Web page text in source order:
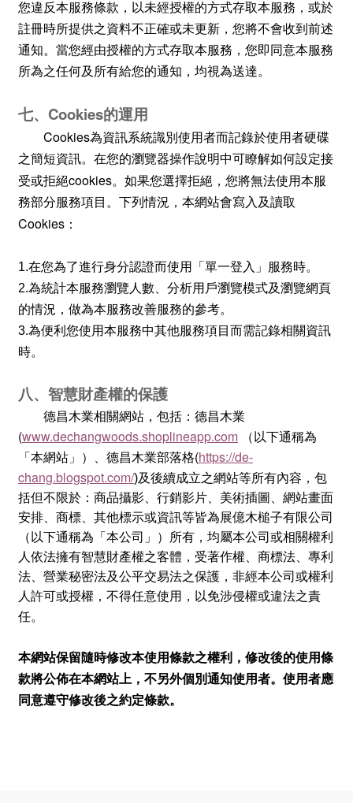
您違反本服務條款，以未經授權的方式存取本服務，或於
註冊時所提供之資料不正確或未更新，您將不會收到前述
通知。當您經由授權的方式存取本服務，您即同意本服務
所為之任何及所有給您的通知，均視為送達。
七、 Cookies的運用
Cookies為資訊系統識別使用者而記錄於使用者硬碟
之簡短資訊。在您的瀏覽器操作說明中可瞭解如何設定接
受或拒絕cookies。如果您選擇拒絕，您將無法使用本服
務部分服務項目。下列情況，本網站會寫入及讀取
Cookies ：
1.在您為了進行身分認證而使用「單一登入」服務時。
2.為統計本服務瀏覽人數、分析用戶瀏覽模式及瀏覽網頁
的情況，做為本服務改善服務的參考。
3.為便利您使用本服務中其他服務項目而需記錄相關資訊
時。
八、智慧財產權的保護
德昌木業相關網站，包括： 德昌木業
(www.dechangwoods.shoplineapp.com
（以下通稱為
「本網站」）、德昌木業部落格(https://de-
chang.blogspot.com/)及後續成立之網站等所有內容，包
括但不限於：商品攝影、行銷影片、美術插圖、網站畫面
安排、商標、其他標示或資訊等皆為展億木槌子有限公司
（以下通稱為「本公司」）所有 ，均屬本公司或相關權利
人依法擁有智慧財產權之客體，受著作權、商標法、專利
法、營業秘密法及公平交易法之保護，非經本公司或權利
人許可或授權，不得任意使用，以免涉侵權或違法之責
任。
本網站保留隨時修改本使用條款之權利，修改後的使用條
款將公佈在本網站上，不另外個別通知使用者。使用者應
同意遵守修改後之約定條款。